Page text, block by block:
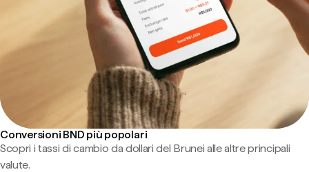
Conversioni BND più popolari
Scopri i tassi di cambio da dollari del Brunei alle altre principali
valute.